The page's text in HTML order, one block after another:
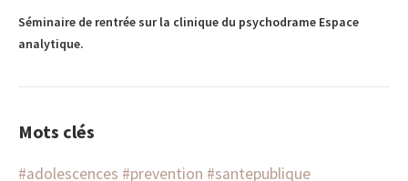
Séminaire de rentrée sur la clinique du psychodrame Espace
analytique.
Mots clés
#adolescences #prevention #santepublique